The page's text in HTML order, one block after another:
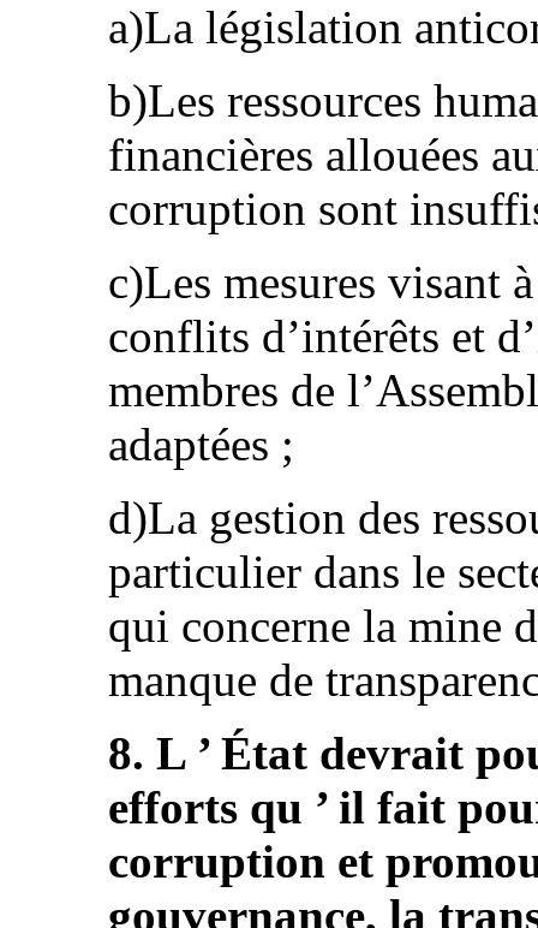
a)La législation
b)Les ressources
financières allouées
corruption sont
c)Les mesures visant
conflits d’intérêts et
membres de
adaptées ;
d)La gestion des
particulier dans le
qui concerne la mine
manque de
8. L ’ État devrait
efforts qu ’ il fait
corruption et
gouvernance, la